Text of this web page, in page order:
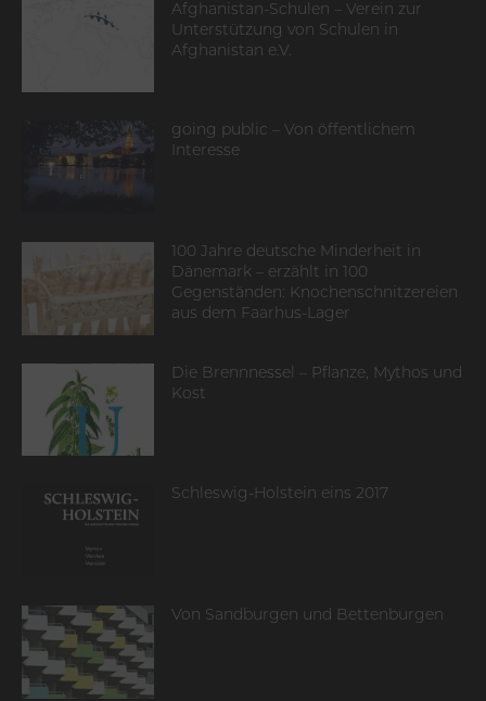
Afghanistan-Schulen – Verein zur
Unterstützung von Schulen in
Afghanistan e.V.
going public – Von öffentlichem
Interesse
100 Jahre deutsche Minderheit in
Dänemark – erzählt in 100
Gegenständen: Knochenschnitzereien
aus dem Faarhus-Lager
Die Brennnessel – Pflanze, Mythos und
Kost
Schleswig-Holstein eins 2017
Von Sandburgen und Bettenburgen